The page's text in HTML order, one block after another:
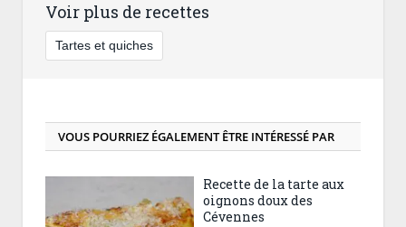
Voir plus de recettes
Tartes et quiches
VOUS POURRIEZ ÉGALEMENT ÊTRE INTÉRESSÉ PAR
Recette de la tarte aux
oignons doux des
Cévennes